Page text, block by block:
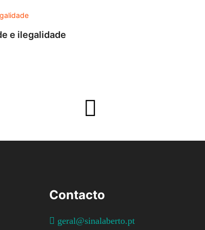
e ilegalidade
Contacto
geral@sinalaberto.pt